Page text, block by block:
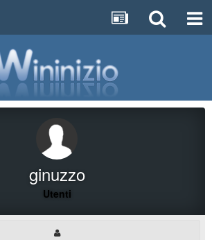
ginuzzo
Utenti